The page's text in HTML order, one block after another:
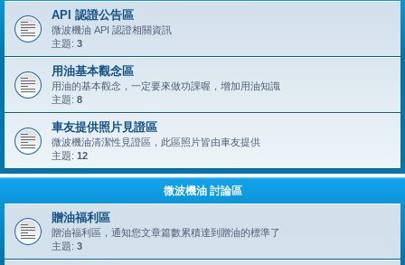
API 認證公告區
微波機油 API 認證相關資訊
主題: 3
用油基本觀念區
用油的基本觀念，一定要來做功課喔，增加用油知識
主題: 8
車友提供照片見證區
微波機油清潔性見證區，此區照片皆由車友提供
主題: 12
微波機油 討論區
贈油福利區
贈油福利區，通知您文章篇數累積達到贈油的標準了
主題: 3